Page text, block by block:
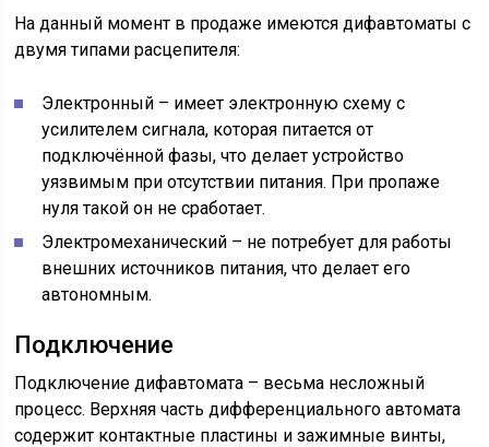
На данный момент в продаже имеются дифавтоматы с
двумя типами расцепителя:
Электронный – имеет электронную схему с
усилителем сигнала, которая питается от
подключённой фазы, что делает устройство
уязвимым при отсутствии питания. При пропаже
нуля такой он не сработает.
Электромеханический – не потребует для работы
внешних источников питания, что делает его
автономным.
Подключение
Подключение дифавтомата – весьма несложный
процесс. Верхняя часть дифференциального автомата
содержит контактные пластины и зажимные винты,